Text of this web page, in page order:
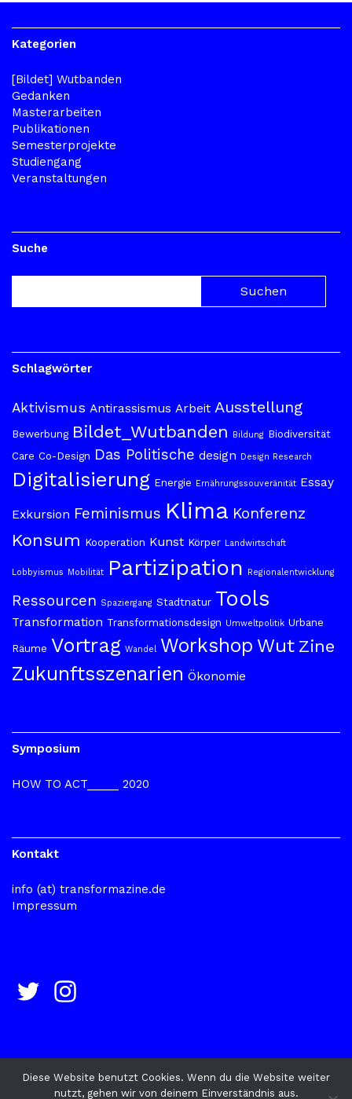
Kategorien
[Bildet] Wutbanden
Gedanken
Masterarbeiten
Publikationen
Semesterprojekte
Studiengang
Veranstaltungen
Suche
Schlagwörter
Aktivismus Antirassismus Arbeit Ausstellung
Bewerbung Bildet_Wutbanden Bildung Biodiversität
Care Co-Design Das Politische design Design Research
Digitalisierung Energie Ernährungssouveränität Essay
Exkursion Feminismus Klima Konferenz
Konsum Kooperation Kunst Körper Landwirtschaft
Lobbyismus Mobilität Partizipation Regionalentwicklung
Ressourcen Spaziergang Stadtnatur Tools
Transformation Transformationsdesign Umweltpolitik Urbane
Räume Vortrag Wandel Workshop Wut Zine
Zukunftsszenarien Ökonomie
Symposium
HOW TO ACT_____ 2020
Kontakt
info (at) transformazine.de
Impressum
Diese Website benutzt Cookies. Wenn du die Website weiter
nutzt, gehen wir von deinem Einverständnis aus.